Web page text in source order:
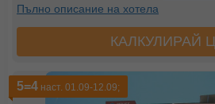
Пълно описание на хотела
КАЛКУЛИРАЙ
5=4 наст. 01.09-12.09;